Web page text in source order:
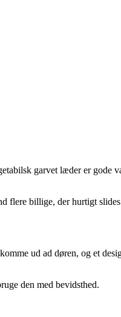
garvet læder er gode
flere billige, der hurtigt
ud ad døren, og et
den med bevidsthed.